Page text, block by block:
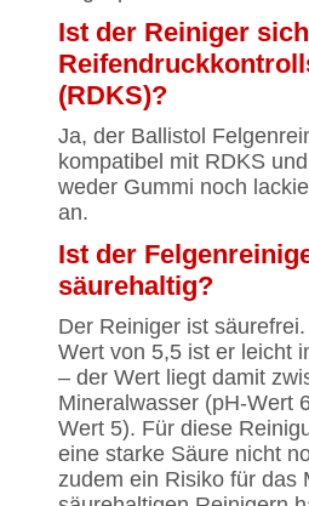
Ist der Reiniger
(RDKS)?
Ja, der Ballistol
kompatibel mit RDKS
weder Gummi noch
an.
Ist der
säurehaltig?
Der Reiniger ist
Wert von 5,5 ist er leicht
– der Wert liegt damit
Mineralwasser (pH-Wert
Wert 5). Für diese
eine starke Säure nicht
zudem ein Risiko für das